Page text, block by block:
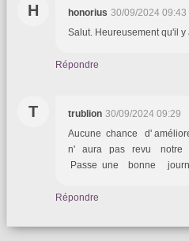
H honorius 30/09/2024 09:43
Salut. Heureusement qu'il
Répondre
T trublion 30/09/2024 09:29
Aucune chance d'
n' aura pas revu notre
Passe une bonne
Répondre